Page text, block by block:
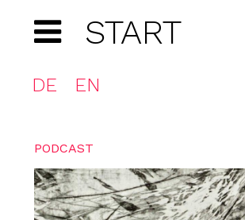
START
DE EN
PODCAST